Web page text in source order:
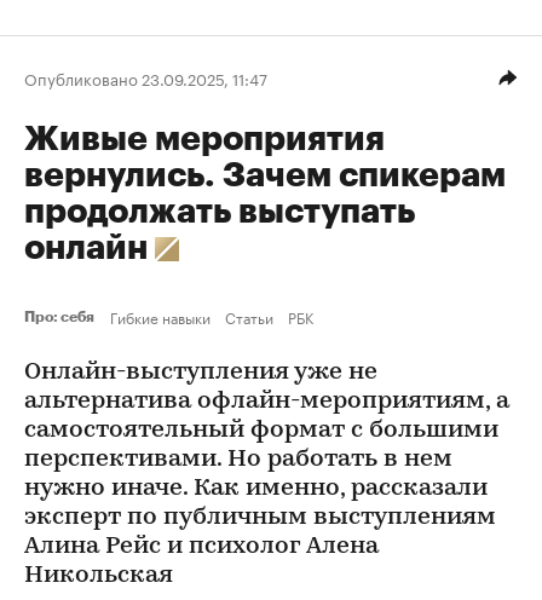
Опубликовано 23.09.2025, 11:47
Живые мероприятия
вернулись. Зачем спикерам
продолжать выступать
онлайн
Про: себя Гибкие навыки Статьи РБК
Онлайн-выступления уже не
альтернатива офлайн-мероприятиям, а
самостоятельный формат с большими
перспективами. Но работать в нем
нужно иначе. Как именно, рассказали
эксперт по публичным выступлениям
Алина Рейс и психолог Алена
Никольская